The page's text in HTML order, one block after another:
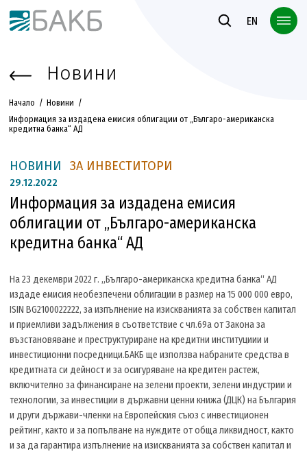
Към основното съдържание
EN
Новини
Начало
Новини
Информация за издадена емисия облигации от „Българо-американска
кредитна банка“ АД
НОВИНИ ЗА ИНВЕСТИТОРИ
29.12.2022
Информация за издадена емисия
облигации от „Българо-американска
кредитна банка“ АД
На 23 декември 2022 г. „Българо-американска кредитна банка“ АД
издаде емисия необезпечени облигации в размер на 15 000 000 евро,
ISIN BG2100022222, за изпълнение на изискванията за собствен капитал
и приемливи задължения в съответствие с чл.69а от Закона за
възстановяване и преструктуриране на кредитни институциии и
инвестиционни посредници.БАКБ ще използва набраните средства в
кредитната си дейност и за осигуряване на кредитен растеж,
включително за финансиране на зелени проекти, зелени индустрии и
технологии, за инвестиции в държавни ценни книжа (ДЦК) на България
и други държави-членки на Европейския съюз с инвестиционен
рейтинг, както и за попълване на нуждите от обща ликвидност, както
и за да гарантира изпълнение на изискванията за собствен капитал и